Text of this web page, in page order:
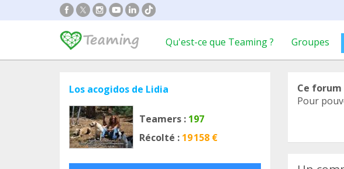
Qu'est-ce que Teaming ? Groupes
Los acogidos de Lidia
Teamers : 197
Récolté : 19 158 €
Ce forum
Pour